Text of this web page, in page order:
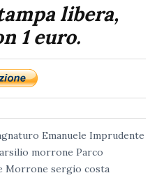
libera,
1 euro.
Emanuele Imprudente
morrone Parco
Morrone sergio costa